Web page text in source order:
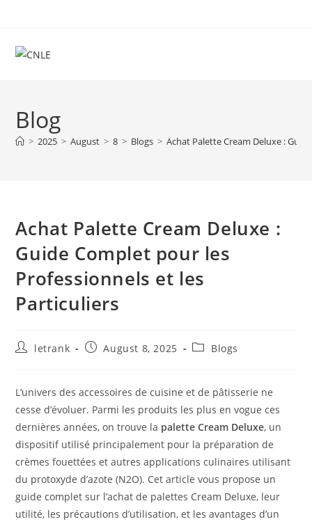
content
Blog
> 2025 > August > 8 > Blogs > Achat Palette Cream Deluxe :
Achat Palette Cream Deluxe :
Guide Complet pour les
Professionnels et les
Particuliers
Postletrank
PostAugust 8, 2025
PostBlogs
L’univers des accessoires de cuisine et de pâtisserie ne
cesse d’évoluer. Parmi les produits les plus en vogue ces
dernières années, on trouve la palette Cream Deluxe, un
dispositif utilisé principalement pour la préparation de
crèmes fouettées et autres applications culinaires utilisant
du protoxyde d’azote (N2O). Cet article vous propose un
guide complet sur l’achat de palettes Cream Deluxe, leur
utilité, les précautions d’utilisation, et les avantages d’un